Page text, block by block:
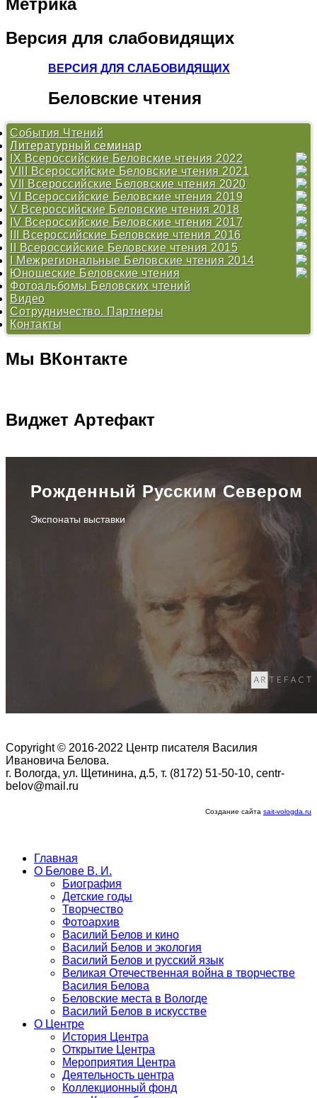
Версия для слабовидящих
ВЕРСИЯ ДЛЯ СЛАБОВИДЯЩИХ
Беловские чтения
События Чтений
Литературный семинар
IX Всероссийские Беловские чтения 2022
Литературный семинар
VIII Всероссийские Беловские чтения 2021
Литературный семинар
VII Всероссийские Беловские чтения 2020
Литературный семинар
VI Всероссийские Беловские чтения 2019
Литературный марафон #ЧитаемБелова
Программа Беловских чтений 2019
Литературный семинар
Работы участников Литературного семинара 2019
V Всероссийские Беловские чтения 2018
Положение
Конкурс «Душа хранит»
Работы участников Литературного семинара 2018
Литературный марафон #ЧитаемБелова
Программа Беловских чтений 2018
Литературный семинар
IV Всероссийские Беловские чтения 2017
Программа Беловских чтений 2017
Конкурс «Душа хранит»
Литературный семинар
Литературный марафон #ЧитаемБелова
Дискуссионные площадки
Беловский сборник 2017
III Всероссийские Беловские чтения 2016
Программа
Конкурс «Душа хранит»
Литературный семинар
Литературный марафон #ЧитаемБелова
Беловский сборник
II Всероссийские Беловские чтения 2015
Открытие Центра В. И. Белова
Программа
Конкурс
Литературный марафон #ЧитаемБелова
Беловский сборник 2015
I Межрегиональные Беловские чтения 2014
Программа
Конкурс
Юношеские Беловские чтения
«О Родине душа моя болит...» - 2009
«Эпос крестьянской жизни в произведениях вологодских
авторов» - 2013
«Проблемы нравственности в произведениях В.И.
Белова» - 2012
«Тихая моя Родина...» - 2011
«Хранитель русского лада» - 2010
Фотоальбомы Беловских чтений
Видео
Сотрудничество. Партнеры
Контакты
Мы ВКонтакте
Виджет Артефакт
Рожденный Русским Севером
Экспонаты выставки
Copyright © 2016-2022 Центр писателя Василия
Ивановича Белова.
г. Вологда, ул. Щетинина, д.5, т. (8172) 51-50-10, centr-
belov@mail.ru
Создание сайта sait-vologda.ru
Главная
О Белове В. И.
Биография
Детские годы
Творчество
Фотоархив
Василий Белов и кино
Василий Белов и экология
Василий Белов и русский язык
Великая Отечественная война в творчестве
Василия Белова
Беловские места в Вологде
Василий Белов в искусстве
О Центре
История Центра
Открытие Центра
Мероприятия Центра
Деятельность центра
Коллекционный фонд